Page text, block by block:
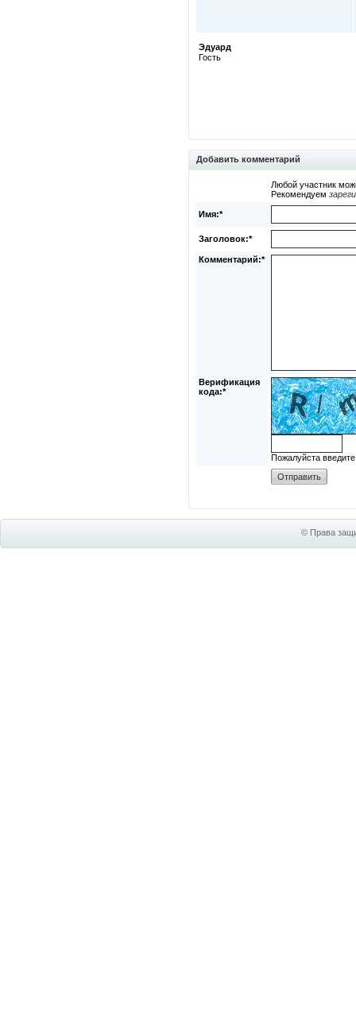
Эдуард
Гость
Добавить комментарий
Любой участник
Рекомендуем
Имя:*
Заголовок:*
Комментарий:*
Верификация
кода:*
Пожалуйста
© Права